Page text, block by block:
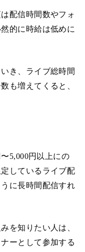
配信時間数やフォ
的に時給は低めに
き、ライブ総時間
も増えてくると、
5,000円以上にの
しているライブ配
に長時間配信すれ
を知りたい人は、
ーとして参加する